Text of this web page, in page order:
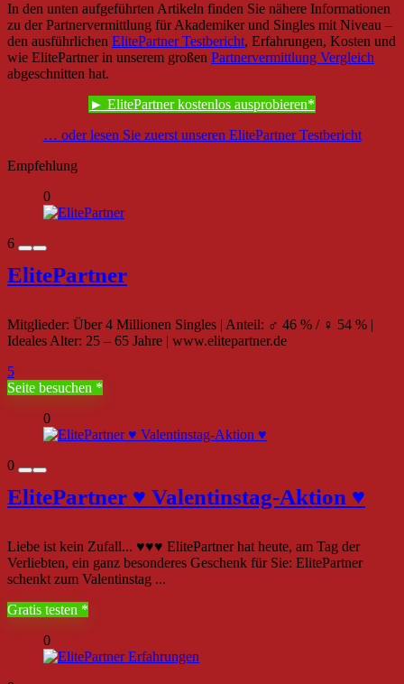
In den unten aufgeführten Artikeln finden Sie nähere Informationen
zu der Partnervermittlung für Akademiker und Singles mit Niveau –
den ausführlichen ElitePartner Testbericht, Erfahrungen, Kosten und
wie ElitePartner in unserem großen Partnervermittlung Vergleich
abgeschnitten hat.
► ElitePartner kostenlos ausprobieren
… oder lesen Sie zuerst unseren ElitePartner Testbericht
Empfehlung
0
6
ElitePartner
Mitglieder: Über 4 Millionen Singles | Anteil: ♂ 46 % / ♀ 54 % |
Ideales Alter: 25 – 65 Jahre | www.elitepartner.de
5
Seite besuchen
0
0
ElitePartner ♥ Valentinstag-Aktion ♥
Liebe ist kein Zufall... ♥♥♥ ElitePartner hat heute, am Tag der
Verliebten, ein ganz besonderes Geschenk für Sie: ElitePartner
schenkt zum Valentinstag ...
Gratis testen
0